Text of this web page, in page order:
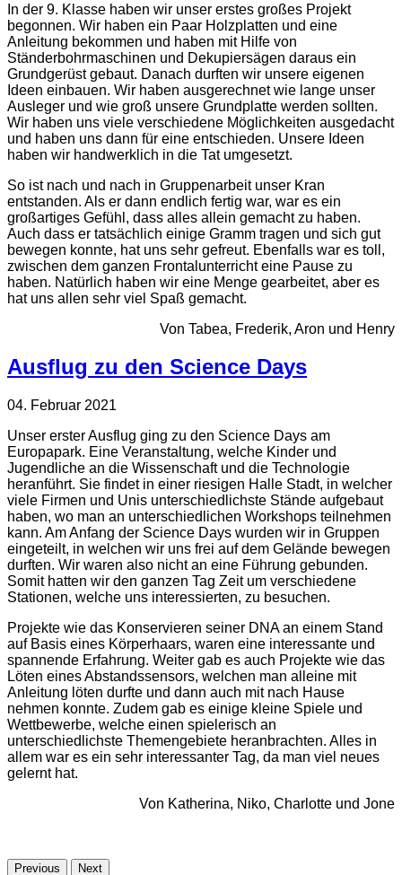
In der 9. Klasse haben wir unser erstes großes Projekt
begonnen. Wir haben ein Paar Holzplatten und eine
Anleitung bekommen und haben mit Hilfe von
Ständerbohrmaschinen und Dekupiersägen daraus ein
Grundgerüst gebaut. Danach durften wir unsere eigenen
Ideen einbauen. Wir haben ausgerechnet wie lange unser
Ausleger und wie groß unsere Grundplatte werden sollten.
Wir haben uns viele verschiedene Möglichkeiten ausgedacht
und haben uns dann für eine entschieden. Unsere Ideen
haben wir handwerklich in die Tat umgesetzt.
So ist nach und nach in Gruppenarbeit unser Kran
entstanden. Als er dann endlich fertig war, war es ein
großartiges Gefühl, dass alles allein gemacht zu haben.
Auch dass er tatsächlich einige Gramm tragen und sich gut
bewegen konnte, hat uns sehr gefreut. Ebenfalls war es toll,
zwischen dem ganzen Frontalunterricht eine Pause zu
haben. Natürlich haben wir eine Menge gearbeitet, aber es
hat uns allen sehr viel Spaß gemacht.
Von Tabea, Frederik, Aron und Henry
Ausflug zu den Science Days
04. Februar 2021
Unser erster Ausflug ging zu den Science Days am
Europapark. Eine Veranstaltung, welche Kinder und
Jugendliche an die Wissenschaft und die Technologie
heranführt. Sie findet in einer riesigen Halle Stadt, in welcher
viele Firmen und Unis unterschiedlichste Stände aufgebaut
haben, wo man an unterschiedlichen Workshops teilnehmen
kann. Am Anfang der Science Days wurden wir in Gruppen
eingeteilt, in welchen wir uns frei auf dem Gelände bewegen
durften. Wir waren also nicht an eine Führung gebunden.
Somit hatten wir den ganzen Tag Zeit um verschiedene
Stationen, welche uns interessierten, zu besuchen.
Projekte wie das Konservieren seiner DNA an einem Stand
auf Basis eines Körperhaars, waren eine interessante und
spannende Erfahrung. Weiter gab es auch Projekte wie das
Löten eines Abstandssensors, welchen man alleine mit
Anleitung löten durfte und dann auch mit nach Hause
nehmen konnte. Zudem gab es einige kleine Spiele und
Wettbewerbe, welche einen spielerisch an
unterschiedlichste Themengebiete heranbrachten. Alles in
allem war es ein sehr interessanter Tag, da man viel neues
gelernt hat.
Von Katherina, Niko, Charlotte und Jone
Previous Next